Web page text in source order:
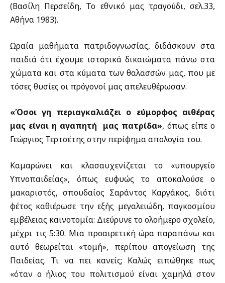
(Βασίλη Περσείδη, Το εθνικό μας τραγούδι, σελ.33,
Αθήνα 1983).
Ωραία μαθήματα πατριδογνωσίας, διδάσκουν στα
παιδιά ότι έχουμε ιστορικά δικαιώματα πάνω στα
χώματα και στα κύματα των θαλασσών μας, που με
τόσες θυσίες οι πρόγονοί μας απελευθέρωσαν.
«Όσοι γη περιαγκαλιάζει ο εύμορφος αιθέρας
μας είναι η αγαπητή μας πατρίδα», όπως είπε ο
Γεώργιος Τερτσέτης στην περίφημα απολογία του.
Καμαρώνει και κλασαυχενίζεται το «υπουργείο
Υπνοπαιδείας», όπως ευφυώς το αποκαλούσε ο
μακαριστός, σπουδαίος Σαράντος Καργάκος, διότι
φέτος καθιέρωσε την εξής μεγαλειώδη, παγκοσμίου
εμβέλειας καινοτομία: Διεύρυνε το ολοήμερο σχολείο,
μέχρι τις 5:30. Μια προαιρετική ώρα παραπάνω και
αυτό θεωρείται «τομή», περίπου απογείωση της
Παιδείας. Τι να πει κανείς; Καλώς ειπώθηκε πως
«όταν ο ήλιος του πολιτισμού είναι χαμηλά στον